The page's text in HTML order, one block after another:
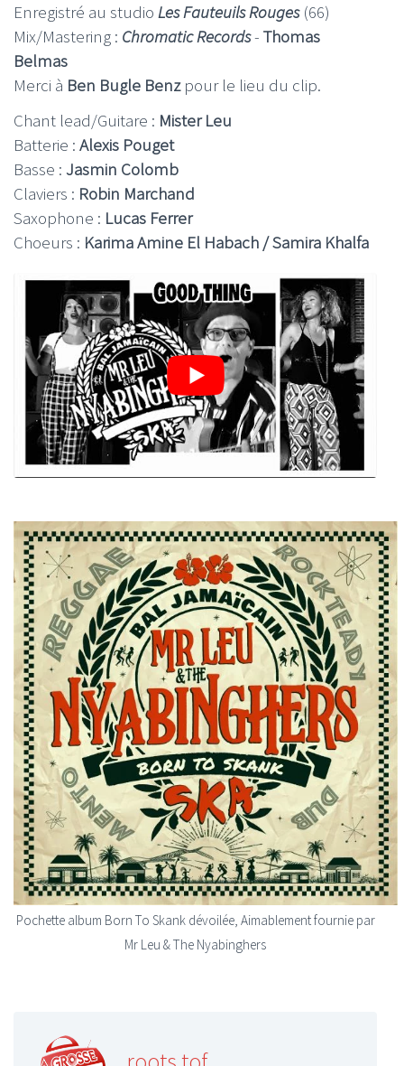
Enregistré au studio Les Fauteuils Rouges(66)
Mix/Mastering : Chromatic Records- Thomas
Belmas
Merci à Ben Bugle Benzpour le lieu du clip.
Chant lead/Guitare : Mister Leu
Batterie : Alexis Pouget
Basse : Jasmin Colomb
Claviers : Robin Marchand
Saxophone : Lucas Ferrer
Choeurs : Karima Amine El Habach / Samira Khalfa
Pochette album Born To Skank dévoilée, Aimablement fournie par
Mr Leu & The Nyabinghers